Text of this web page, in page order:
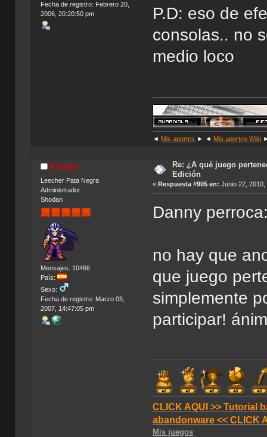
Fecha de registro: Febrero 20,
2006, 20:20:50 pm
P.D: eso de
consolas.. no
medio loco
◄ Mis aportes ► ◄ Mis aportes Wiki
Kendo
Leecher Pata Negra
Administrador
Shodan
Mensajes: 10466
País:
Sexo:
Fecha de registro: Marzo 05,
2007, 14:47:05 pm
Re: ¿A qué juego
Edición
« Respuesta #905 en: Junio 22,
Danny
no hay que
que juego
simplemente
participar!
CLICK AQUI >> Tutorial
abandonware << CLICK
Mis juegos